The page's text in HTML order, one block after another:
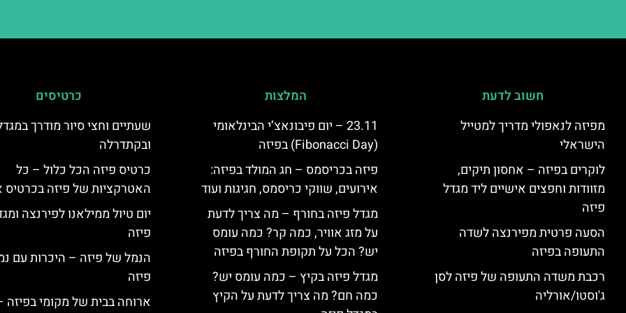
חשוב לדעת
מפיזה לנאפולי מדריך למטייל
הישראלי
לוקרים בפיזה – אחסון תיקים,
מזוודות וחפצים אישיים ליד מגדל
פיזה
הסעה פרטית מפירנצה לשדה
התעופה בפיזה
רכבת משדה התעופה של פיזה לסן
ג'וסטו/אורליה
המלצות
23.11 – יום פיבונאצ’י הבינלאומי
(Fibonacci Day) בפיזה
פיזה בכריסמס – חג המולד בפיזה:
אירועים, שווקי כריסמס, חגיגות ועוד
מגדל פיזה בחורף – מה צריך לדעת
על מזג אוויר, כמה קר? כמה עומס
יש? הכל על תקופת החורף בפיזה
מגדל פיזה בקיץ – כמה עומס יש?
כמה חם? מה צריך לדעת על הקיץ
כרטיסים
שעתיים וחצי סיור מודרך
ובקתדרלה
כרטיס פיזה הכל כלול – כל
האטרקציות של פיזה
יום טיול ממילאנו לפירנצה
פיזה
הנמל של פיזה – היכרות עם
פיזה
ארוחה בבית של מקומי בפיזה